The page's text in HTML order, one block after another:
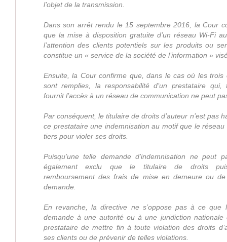
l’objet de la transmission.
Dans son arrêt rendu le 15 septembre 2016, la Cour
que la mise à disposition gratuite d’un réseau Wi-Fi
l’attention des clients potentiels sur les produits ou
constitue un « service de la société de l’information »
Ensuite, la Cour confirme que, dans le cas où les trois
sont remplies, la responsabilité d’un prestataire
fournit l’accès à un réseau de communication ne peut
Par conséquent, le titulaire de droits d’auteur n’est pas
ce prestataire une indemnisation au motif que le
tiers pour violer ses droits.
Puisqu’une telle demande d’indemnisation ne peut
également exclu que le titulaire de droits
remboursement des frais de mise en demeure ou
demande.
En revanche, la directive ne s’oppose pas à ce que
demande à une autorité ou à une juridiction nationale
prestataire de mettre fin à toute violation des droits
ses clients ou de prévenir de telles violations.